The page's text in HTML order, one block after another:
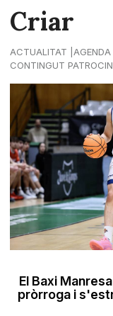
Criar
ACTUALITAT AGENDA
CONTINGUT
El Baxi
pròrroga i